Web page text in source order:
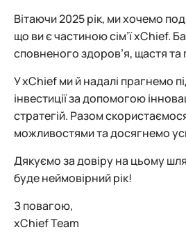
Вітаючи 2025 рік, ми хочемо
що ви є частиною сім’ї xChief.
сповненого здоров’я, щастя та
У xChief ми й надалі прагнемо
інвестиції за допомогою
стратегій. Разом
можливостями та досягнемо
Дякуємо за довіру на цьому
буде неймовірний рік!
З повагою,
xChief Team